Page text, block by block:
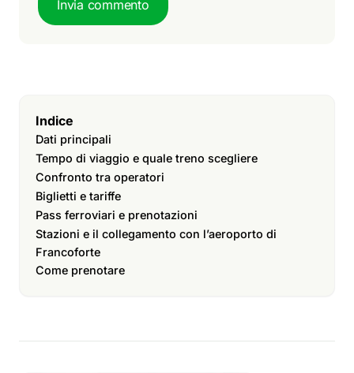
Invia commento
Indice
Dati principali
Tempo di viaggio e quale treno scegliere
Confronto tra operatori
Biglietti e tariffe
Pass ferroviari e prenotazioni
Stazioni e il collegamento con l’aeroporto di
Francoforte
Come prenotare